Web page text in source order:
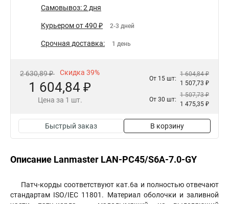
Самовывоз: 2 дня
Курьером от 490 ₽ 2-3 дней
Срочная доставка: 1 день
2 630,89 ₽ Скидка 39%
1 604,84 ₽
Цена за 1 шт.
От 15 шт:
1 604,84 ₽
1 507,73 ₽
От 30 шт:
1 507,73 ₽
1 475,35 ₽
Быстрый заказ В корзину
Описание Lanmaster LAN-PC45/S6A-7.0-GY
Патч-корды соответствуют кат.6а и полностью отвечают
стандартам ISO/IEC 11801. Материал оболочки и заливной